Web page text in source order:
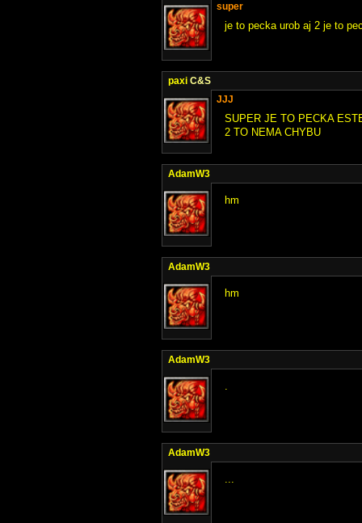
super
je to pecka urob aj 2 je to
paxi C&S
JJJ
SUPER JE TO PECKA
2 TO NEMA CHYBU
AdamW3
hm
AdamW3
hm
AdamW3
.
AdamW3
...